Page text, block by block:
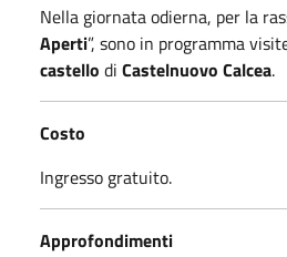
Nella giornata odierna, per la
Aperti”, sono in programma
castello di Castelnuovo Calcea.
Costo
Ingresso gratuito.
Approfondimenti